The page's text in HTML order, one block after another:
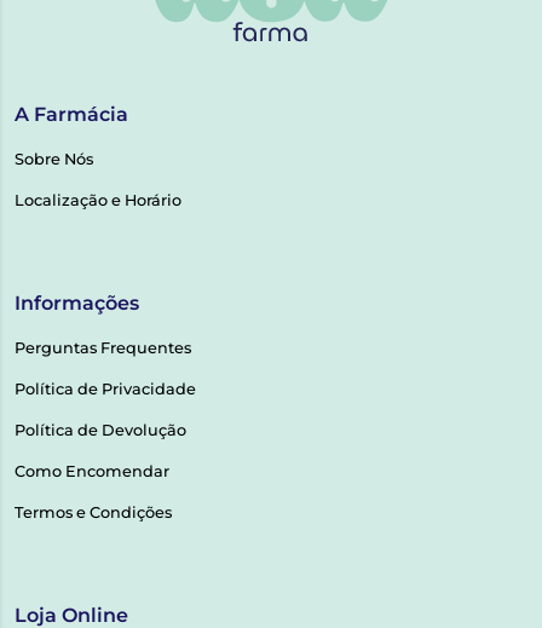
A Farmácia
Sobre Nós
Localização e Horário
Informações
Perguntas Frequentes
Política de Privacidade
Política de Devolução
Como Encomendar
Termos e Condições
Loja Online